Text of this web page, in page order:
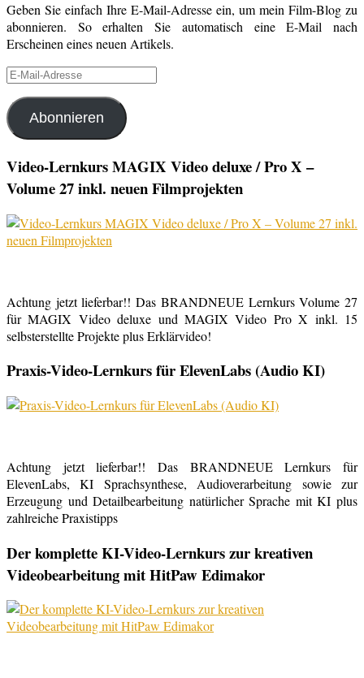
Geben Sie einfach Ihre E-Mail-Adresse ein, um mein Film-Blog zu
abonnieren. So erhalten Sie automatisch eine E-Mail nach
Erscheinen eines neuen Artikels.
E-
Adresse
Abonnieren
Video-Lernkurs MAGIX Video deluxe / Pro X –
Volume 27 inkl. neuen Filmprojekten
Achtung jetzt lieferbar!! Das BRANDNEUE Lernkurs Volume 27
für MAGIX Video deluxe und MAGIX Video Pro X inkl. 15
selbsterstellte Projekte plus Erklärvideo!
Praxis-Video-Lernkurs für ElevenLabs (Audio KI)
Achtung jetzt lieferbar!! Das BRANDNEUE Lernkurs für
ElevenLabs, KI Sprachsynthese, Audioverarbeitung sowie zur
Erzeugung und Detailbearbeitung natürlicher Sprache mit KI plus
zahlreiche Praxistipps
Der komplette KI-Video-Lernkurs zur kreativen
Videobearbeitung mit HitPaw Edimakor